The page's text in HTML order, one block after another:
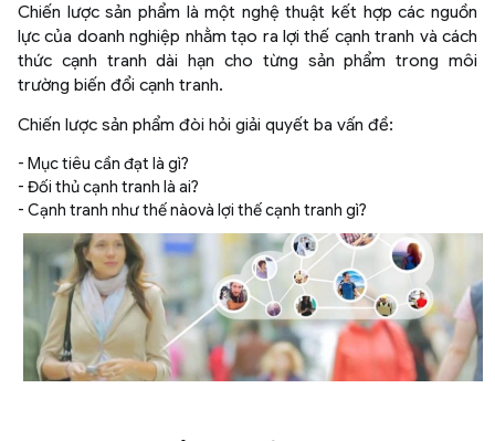
Chiến lược sản phẩm là một nghệ thuật kết hợp các nguồn
lực của doanh nghiệp nhằm tạo ra lợi thế cạnh tranh và cách
thức cạnh tranh dài hạn cho từng sản phẩm trong môi
trường biến đổi cạnh tranh.
Chiến lược sản phẩm đòi hỏi giải quyết ba vấn đề:
- Mục tiêu cần đạt là gì?
- Đối thủ cạnh tranh là ai?
- Cạnh tranh như thế nàovà lợi thế cạnh tranh gì?